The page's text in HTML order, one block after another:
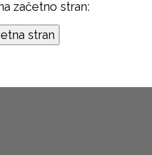
začetno stran: